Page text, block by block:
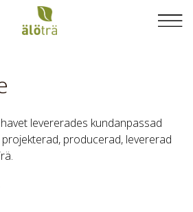
levererades kundanpassad
producerad, levererad